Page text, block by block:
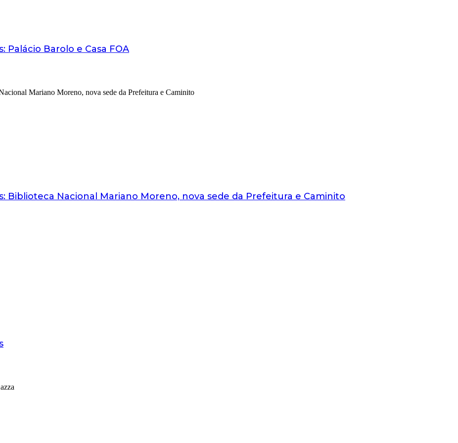
Palácio Barolo e Casa FOA
Biblioteca Nacional Mariano Moreno, nova sede da Prefeitura e Caminito